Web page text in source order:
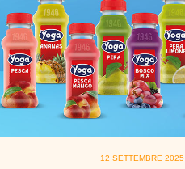
12 SETTEMBRE 2025